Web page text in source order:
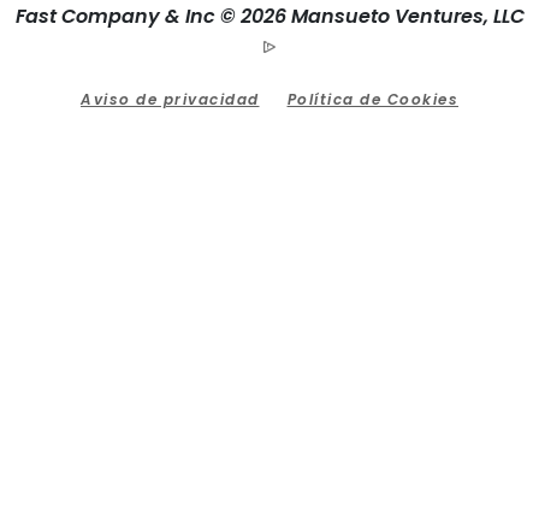
Fast Company & Inc © 2026 Mansueto Ventures, LLC
Aviso de privacidad Política de Cookies